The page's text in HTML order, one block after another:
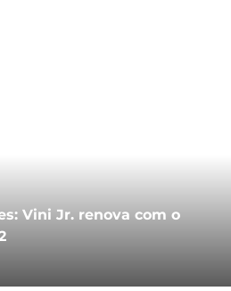
Vini Jr. renova com o